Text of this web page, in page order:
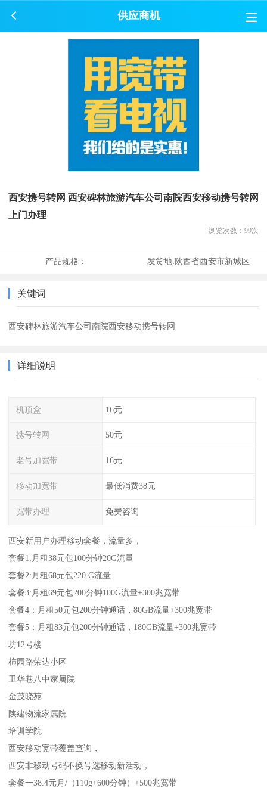
供应商机
西安携号转网 西安碑林旅游汽车公司南院西安移动携号转网
上门办理
浏览次数： 99次
产品规格： 发货地:陕西省西安市新城区
关键词
西安碑林旅游汽车公司南院西安移动携号转网
详细说明
机顶盒 16元
携号转网 50元
老号加宽带 16元
移动加宽带 最低消费38元
宽带办理 免费咨询
西安新用户办理移动套餐，流量多，
套餐1:月租38元包100分钟20G流量
套餐2:月租68元包220 G流量
套餐3:月租69元包200分钟100G流量+300兆宽带
套餐4：月租50元包200分钟通话，80GB流量+300兆宽带
套餐5：月租83元包200分钟通话，180GB流量+300兆宽带
坊12号楼
柿园路荣达小区
卫华巷八中家属院
金茂晓苑
陕建物流家属院
培训学院
西安移动宽带覆盖查询，
西安非移动号码不换号选移动新活动，
套餐一38.4元月/（110g+600分钟）+500兆宽带